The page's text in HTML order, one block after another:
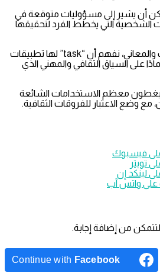
يشير إلى مسؤوليات متوقعة في
التي يخطط الفرد لتحقيقها
بتوضيح كافة الجوانب والمعاني، نفهم أن “task” لها تطبيقات
السياق الثقافي والمهني الذي
معظم الاستخدامات الشائعة
الاعتبار للفروقات الثقافية.
إن
آب
إضافة إجابة.
Continue withFacebook